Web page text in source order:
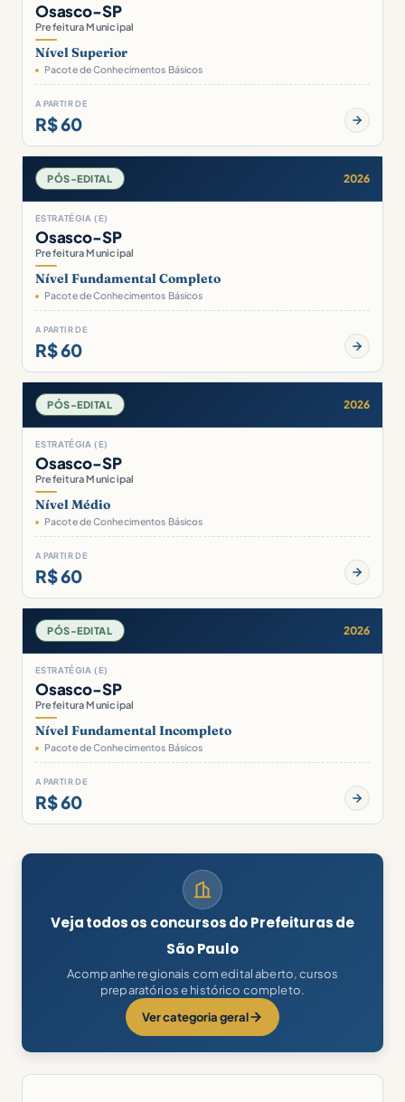
Osasco-SP
Prefeitura Municipal
Nível Superior
Pacote de Conhecimentos Básicos
A PARTIR DE
R$ 60
PÓS-EDITAL 2026
ESTRATÉGIA (E)
Osasco-SP
Prefeitura Municipal
Nível Fundamental Completo
Pacote de Conhecimentos Básicos
A PARTIR DE
R$ 60
PÓS-EDITAL 2026
ESTRATÉGIA (E)
Osasco-SP
Prefeitura Municipal
Nível Médio
Pacote de Conhecimentos Básicos
A PARTIR DE
R$ 60
PÓS-EDITAL 2026
ESTRATÉGIA (E)
Osasco-SP
Prefeitura Municipal
Nível Fundamental Incompleto
Pacote de Conhecimentos Básicos
A PARTIR DE
R$ 60
Veja todos os concursos do Prefeituras de
São Paulo
Acompanhe regionais com edital aberto, cursos
preparatórios e histórico completo.
Ver categoria geral